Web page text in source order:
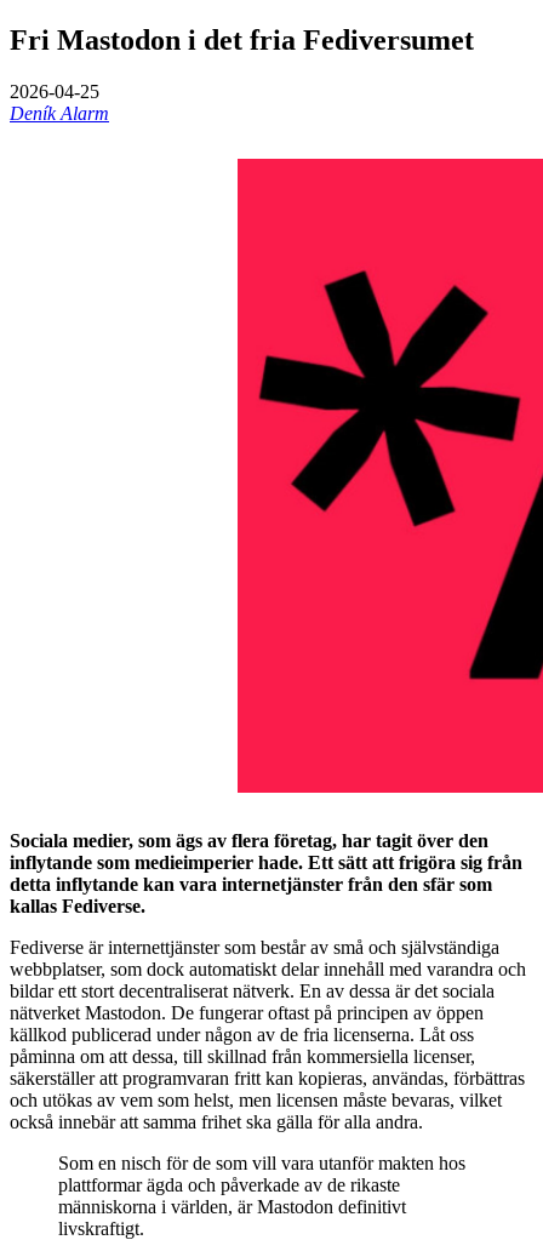
Fri Mastodon i det fria Fediversumet
2026-04-25
Deník Alarm
Sociala medier, som ägs av flera företag, har tagit över den
inflytande som medieimperier hade. Ett sätt att frigöra sig från
detta inflytande kan vara internetjänster från den sfär som
kallas Fediverse.
Fediverse är internettjänster som består av små och självständiga
webbplatser, som dock automatiskt delar innehåll med varandra och
bildar ett stort decentraliserat nätverk. En av dessa är det sociala
nätverket Mastodon. De fungerar oftast på principen av öppen
källkod publicerad under någon av de fria licenserna. Låt oss
påminna om att dessa, till skillnad från kommersiella licenser,
säkerställer att programvaran fritt kan kopieras, användas, förbättras
och utökas av vem som helst, men licensen måste bevaras, vilket
också innebär att samma frihet ska gälla för alla andra.
Som en nisch för de som vill vara utanför makten hos
plattformar ägda och påverkade av de rikaste
människorna i världen, är Mastodon definitivt
livskraftigt.